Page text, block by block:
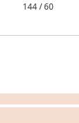
144 / 60